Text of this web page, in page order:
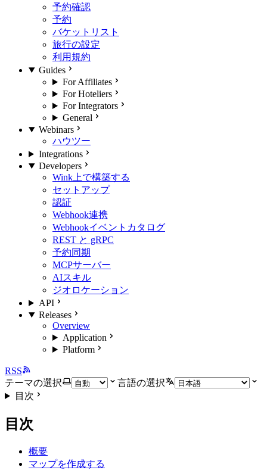
予約確認
予約
バケットリスト
旅行の設定
利用規約
Guides
For Affiliates
For Hoteliers
For Integrators
General
Webinars
ハウツー
Integrations
Developers
Wink上で構築する
セットアップ
認証
Webhook連携
Webhookイベントカタログ
REST と gRPC
予約同期
MCPサーバー
AIスキル
ジオロケーション
API
Releases
Overview
Application
Platform
RSS
テーマの選択
言語の選択
目次
目次
概要
マップを作成する